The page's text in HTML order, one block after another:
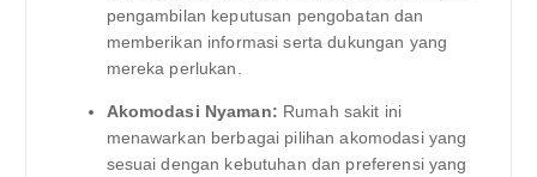
pengambilan keputusan pengobatan dan
memberikan informasi serta dukungan yang
mereka perlukan.
Akomodasi Nyaman: Rumah sakit ini
menawarkan berbagai pilihan akomodasi yang
sesuai dengan kebutuhan dan preferensi yang